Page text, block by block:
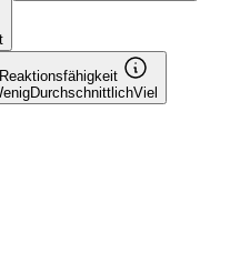
Reaktionsfähigkeit
DurchschnittlichViel